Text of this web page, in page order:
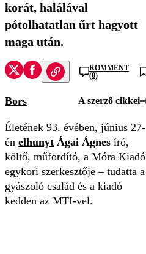
korát, halálával
pótolhatatlan űrt hagyott
maga után.
KOMMENT
(0)
Bors A szerző cikkei
Életének 93. évében, június 27-
én elhunyt Ágai Ágnes író,
költő, műfordító, a Móra Kiadó
egykori szerkesztője – tudatta a
gyászoló család és a kiadó
kedden az MTI-vel.